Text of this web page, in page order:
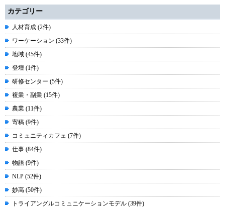
カテゴリー
人材育成 (2件)
ワーケーション (33件)
地域 (45件)
登壇 (1件)
研修センター (5件)
複業・副業 (15件)
農業 (11件)
寄稿 (9件)
コミュニティカフェ (7件)
仕事 (84件)
物語 (9件)
NLP (52件)
妙高 (50件)
トライアングルコミュニケーションモデル (39件)